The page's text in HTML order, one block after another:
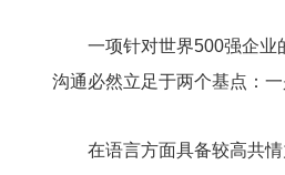
一项针对世界500强企业
沟通必然立足于两个基点：一
在语言方面具备较高共